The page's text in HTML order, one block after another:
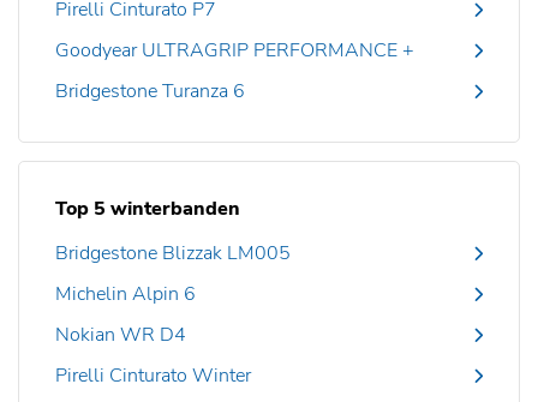
Pirelli Cinturato P7
Goodyear ULTRAGRIP PERFORMANCE +
Bridgestone Turanza 6
Top 5 winterbanden
Bridgestone Blizzak LM005
Michelin Alpin 6
Nokian WR D4
Pirelli Cinturato Winter